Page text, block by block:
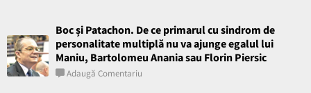
Boc și Patachon. De ce primarul cu sindrom de
personalitate multiplă nu va ajunge egalul lui
Maniu, Bartolomeu Anania sau Florin Piersic
Adaugă Comentariu